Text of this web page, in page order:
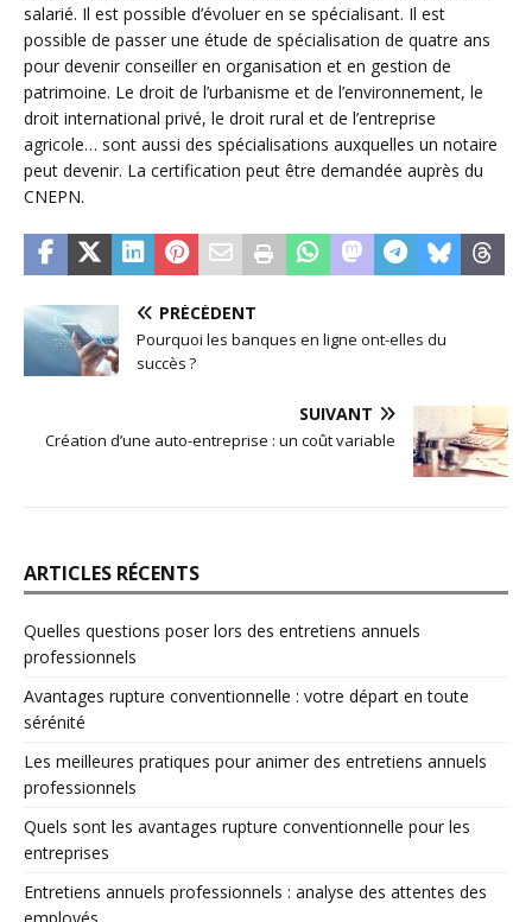
salarié. Il est possible d’évoluer en se spécialisant. Il est
possible de passer une étude de spécialisation de quatre ans
pour devenir conseiller en organisation et en gestion de
patrimoine. Le droit de l’urbanisme et de l’environnement, le
droit international privé, le droit rural et de l’entreprise
agricole… sont aussi des spécialisations auxquelles un notaire
peut devenir. La certification peut être demandée auprès du
CNEPN.
PRÉCÉDENT
Pourquoi les banques en ligne ont-elles du
succès ?
SUIVANT
Création d’une auto-entreprise : un coût variable
ARTICLES RÉCENTS
Quelles questions poser lors des entretiens annuels
professionnels
Avantages rupture conventionnelle : votre départ en toute
sérénité
Les meilleures pratiques pour animer des entretiens annuels
professionnels
Quels sont les avantages rupture conventionnelle pour les
entreprises
Entretiens annuels professionnels : analyse des attentes des
employés